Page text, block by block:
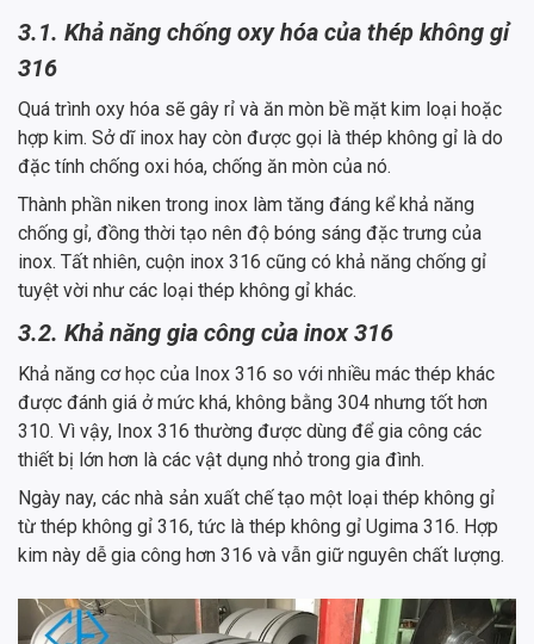
3.1. Khả năng chống oxy hóa của thép không gỉ
316
Quá trình oxy hóa sẽ gây rỉ và ăn mòn bề mặt kim loại hoặc
hợp kim. Sở dĩ inox hay còn được gọi là thép không gỉ là do
đặc tính chống oxi hóa, chống ăn mòn của nó.
Thành phần niken trong inox làm tăng đáng kể khả năng
chống gỉ, đồng thời tạo nên độ bóng sáng đặc trưng của
inox. Tất nhiên, cuộn inox 316 cũng có khả năng chống gỉ
tuyệt vời như các loại thép không gỉ khác.
3.2. Khả năng gia công của inox 316
Khả năng cơ học của Inox 316 so với nhiều mác thép khác
được đánh giá ở mức khá, không bằng 304 nhưng tốt hơn
310. Vì vậy, Inox 316 thường được dùng để gia công các
thiết bị lớn hơn là các vật dụng nhỏ trong gia đình.
Ngày nay, các nhà sản xuất chế tạo một loại thép không gỉ
từ thép không gỉ 316, tức là thép không gỉ Ugima 316. Hợp
kim này dễ gia công hơn 316 và vẫn giữ nguyên chất lượng.